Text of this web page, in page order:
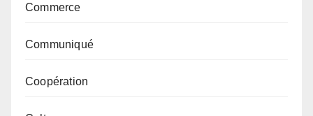
Commerce
Communiqué
Coopération